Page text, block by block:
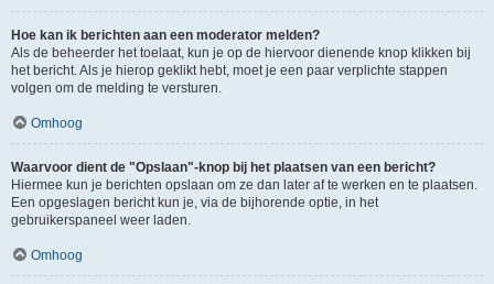
Hoe kan ik berichten aan een moderator melden?
Als de beheerder het toelaat, kun je op de hiervoor dienende knop klikken bij
het bericht. Als je hierop geklikt hebt, moet je een paar verplichte stappen
volgen om de melding te versturen.
Omhoog
Waarvoor dient de "Opslaan"-knop bij het plaatsen van een bericht?
Hiermee kun je berichten opslaan om ze dan later af te werken en te plaatsen.
Een opgeslagen bericht kun je, via de bijhorende optie, in het
gebruikerspaneel weer laden.
Omhoog